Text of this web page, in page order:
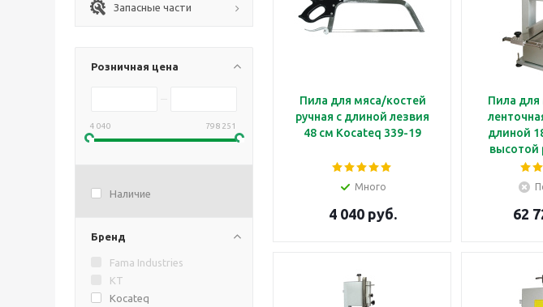
Запасные части
Розничная цена
4 040 798 251
Наличие
Бренд
Fama Industries
KT
Kocateq
Пила для мяса/костей
ручная с длиной лезвия
48 см Kocateq 339-19
Много
4 040 руб.
Пила для
длиной
высотой
62